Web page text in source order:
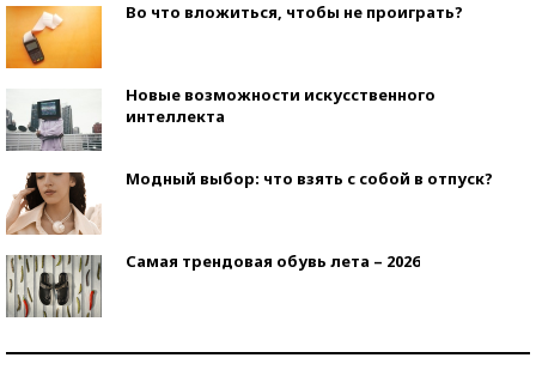
Во что вложиться, чтобы не проиграть?
Новые возможности искусственного
интеллекта
Модный выбор: что взять с собой в отпуск?
Самая трендовая обувь лета – 2026